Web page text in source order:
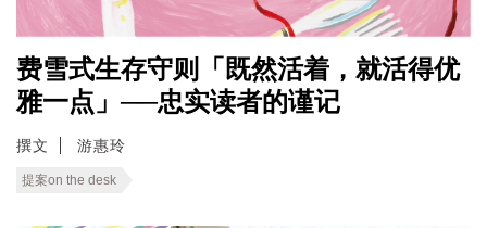
费雪式生存守则「既然活着，就活得优
雅一点」──忠实读者的谨记
撰文 游惠玲
提案on the desk